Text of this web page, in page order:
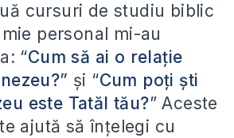
cursuri de studiu biblic
personal mi-au
“Cum să ai o relaţie
” şi “Cum poți ști
este Tatăl tău?” Aceste
ajută să înţelegi cu